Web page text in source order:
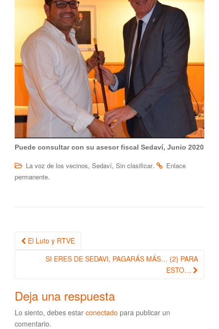
Puede consultar con su asesor fiscal Sedaví, Junio 2020
La voz de los vecinos, Sedaví, Sin clasificar.
Enlace
permanente.
Navegación de la entrada
El Luto y RTVE
SI ERES DE SEDAVI, PAGARÁS MÁS… (2) PARA
ESTO…
Deja una respuesta
Lo siento, debes estar conectado para publicar un
comentario.